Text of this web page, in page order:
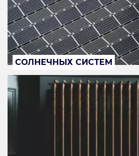
СОЛНЕЧНЫХ СИСТЕМ